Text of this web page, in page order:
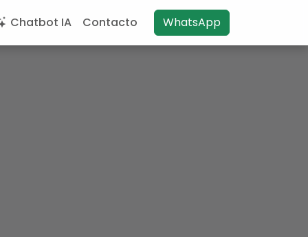
Chatbot IA Contacto WhatsApp